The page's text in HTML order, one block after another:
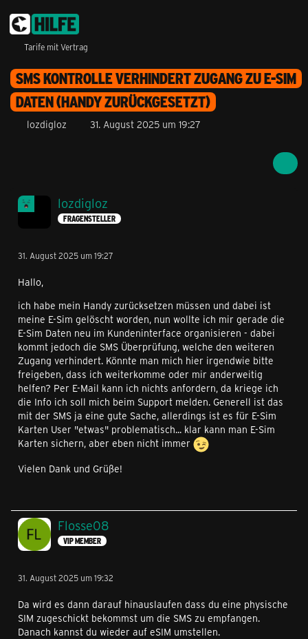
Tarife mit Vertrag
SMS KONTROLLE VERHINDERT ZUGANG ZU E-SIM
DATEN (HANDY ZURÜCKGESETZT)
lozdigloz 31. August 2025 um 19:27
lozdigloz
FRAGENSTELLER
31. August 2025 um 19:27
Hallo,
ich habe mein Handy zurücksetzen müssen und dabei ist
meine E-Sim gelöscht worden, nun wollte ich mir gerade die
E-Sim Daten neu im Kundeninterface organisieren - dabei
kommt jedoch die SMS Überprüfung, welche den weiteren
Zugang verhindert. Könnte man mich hier irgendwie bitte
freigeben, dass ich weiterkomme oder mir anderweitig
helfen? Per E-Mail kann ich nichts anfordern, da kriege ich
die Info ich soll mich beim Support melden. Generell ist das
mit der SMS ja eine gute Sache, allerdings ist es für E-Sim
Karten User "etwas" problematisch... klar kann man E-Sim
Karten sichern, aber eben nicht immer
Vielen Dank und Grüße!
Flosse08
VIP MEMBER
31. August 2025 um 19:32
Da wird es dann darauf hinauslaufen dass du eine physische
SIM zugeschickt bekommst um die SMS zu empfangen.
Danach kannst du wieder auf eSIM umstellen.